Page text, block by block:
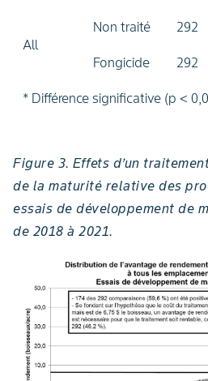
All
Non traité 292
Fongicide 292
* Différence significative (p <
Figure 3. Effets d’un
de la maturité relative des
essais de développement de
de 2018 à 2021.